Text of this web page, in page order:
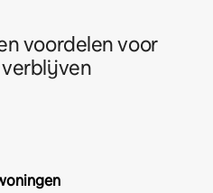
voordelen voor